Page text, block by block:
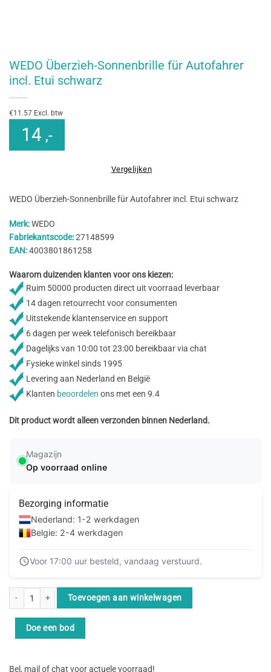
WEDO Überzieh-Sonnenbrille für Autofahrer
incl. Etui schwarz
€11.57 Excl. btw
14 ,-
Vergelijken
WEDO Überzieh-Sonnenbrille für Autofahrer incl. Etui schwarz
Merk:WEDO
Fabriekantscode:27148599
EAN:4003801861258
Waarom duizenden klanten voor ons kiezen:
Ruim 50000 producten direct uit voorraad leverbaar
14 dagen retourrecht voor consumenten
Uitstekende klantenservice en support
6 dagen per week telefonisch bereikbaar
Dagelijks van 10:00 tot 23:00 bereikbaar via chat
Fysieke winkel sinds 1995
Levering aan Nederland en België
Klanten beoordelen ons met een 9.4
Dit product wordt alleen verzonden binnen Nederland.
Magazijn
Op voorraad online
Bezorging informatie
Nederland: 1-2 werkdagen
Belgie: 2-4 werkdagen
Voor 17:00 uur besteld, vandaag verstuurd.
WEDO Überzieh-Sonnenbrille für Autofahrer incl. Etui schwarz aantal
Toevoegen aan winkelwagen
Doe een bod
Bel, mail of chat voor actuele voorraad!